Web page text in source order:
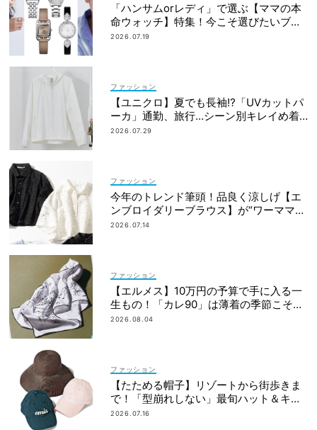
「ハンサムorレディ」で選ぶ【ママの本
命ウォッチ】特集！今こそ選びたいブラ
ンド19選
2026.07.19
ファッション
【ユニクロ】夏でも長袖⁉「UVカットパ
ーカ」通勤、旅行…シーン別キレイめ着
こなし3選
2026.07.29
ファッション
今年のトレンド筆頭！品良く涼しげ【エ
ンブロイダリーブラウス】が“ワーママの
新定番”
2026.07.14
ファッション
【エルメス】10万円の予算で手に入る一
生もの！「カレ90」は薄着の季節こそ重
宝
2026.08.04
ファッション
【たためる帽子】リゾートから街歩きま
で！「型崩れしない」最旬ハット＆キャ
ップ
2026.07.16